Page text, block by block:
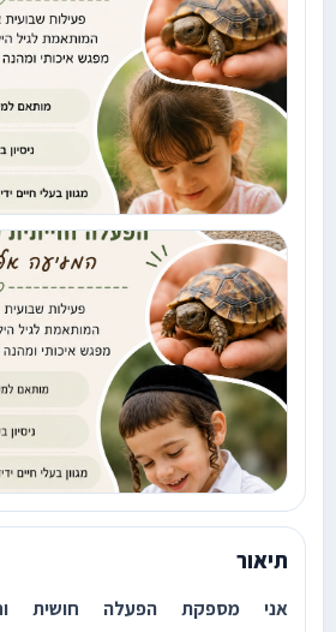
תיאור
אני מספקת הפעלה חושית